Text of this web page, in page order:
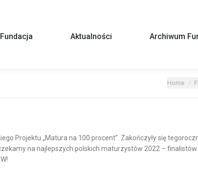
Fundacja Aktualności Archiwum
Home
Projektu „Matura na 100 procent”. Zakończyły się
na najlepszych polskich maturzystów 2022 – finalistów.